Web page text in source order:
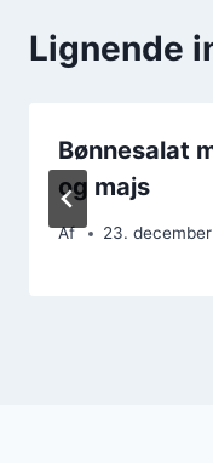
Lignende
Bønnesalat
og majs
Af 23.